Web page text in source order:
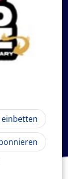
einbetten